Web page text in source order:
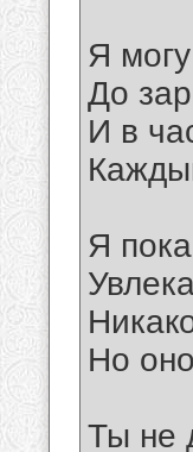
Я
До
И в
Я
Но
Ты не